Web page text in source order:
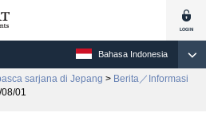
Bahasa Indonesia
sarjana di Jepang > Berita／Informasi
01